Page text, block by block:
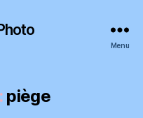
Menu
piège